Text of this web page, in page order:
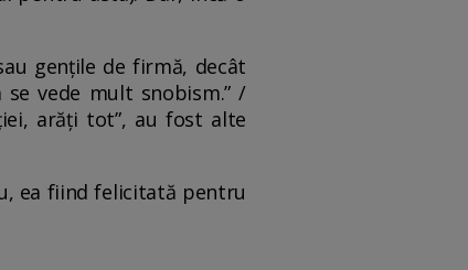
gențile de firmă, decât
vede mult snobism.” /
arăți tot”, au fost alte
ea fiind felicitată pentru